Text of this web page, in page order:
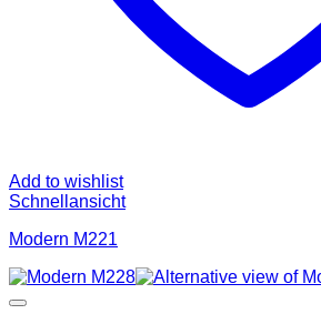
Add to wishlist
Schnellansicht
Modern M221